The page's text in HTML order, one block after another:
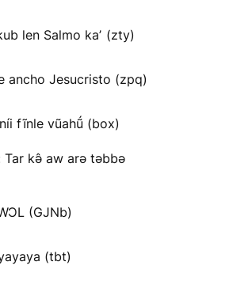
len Salmo kaʼ (zty)
ancho Jesucristo (zpq)
fĩnle vũahṹ (box)
Tar kə̂ aw arə təbbə
(GJNb)
(tbt)